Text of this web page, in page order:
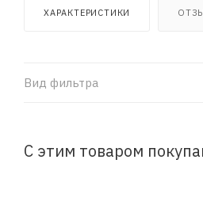
ХАРАКТЕРИСТИКИ
Вид фильтра
С этим товаром